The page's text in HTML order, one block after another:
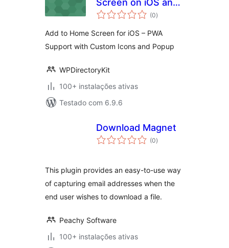
Screen on iOS and
PWA
(0avaliações
totais
)
Add to Home Screen for iOS – PWA
Support with Custom Icons and Popup
WPDirectoryKit
100+ instalações ativas
Testado com 6.9.6
Download Magnet
(0avaliações
totais
)
This plugin provides an easy-to-use way
of capturing email addresses when the
end user wishes to download a file.
Peachy Software
100+ instalações ativas